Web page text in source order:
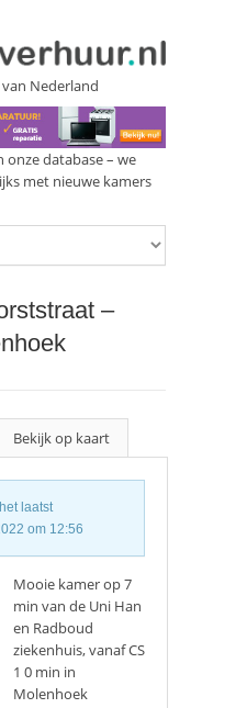
Nederland
database – we
met nieuwe kamers
–
Bekijk op kaart
laatst
om 12:56
Mooie kamer op 7
min van de Uni Han
en Radboud
ziekenhuis, vanaf CS
1 0 min in
Molenhoek